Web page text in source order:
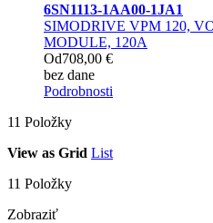
6SN1113-1AA00-1JA1
SIMODRIVE VPM 120,
MODULE, 120A
Od708,00 €
bez dane
Podrobnosti
11 Položky
View as Grid List
11 Položky
Zobraziť